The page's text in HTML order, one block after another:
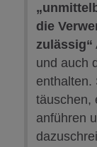
die
zulässig“
und auch
enthalten.
täuschen,
anführen